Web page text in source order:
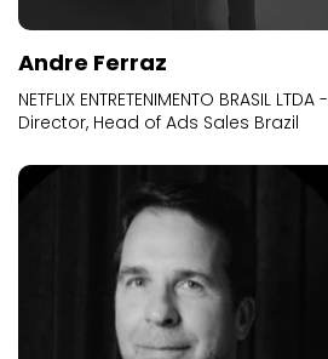
Andre Ferraz
NETFLIX ENTRETENIMENTO BRASIL LTDA -
Director, Head of Ads Sales Brazil